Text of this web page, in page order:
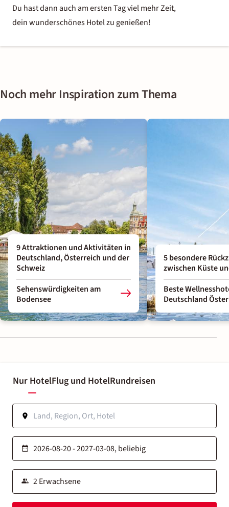
Du hast dann auch am ersten Tag viel mehr Zeit,
dein wunderschönes Hotel zu genießen!
Noch mehr Inspiration zum Thema
9 Attraktionen und Aktivitäten in
Deutschland, Österreich und der
Schweiz
Sehenswürdigkeiten am
Bodensee
5 besondere
zwischen Küste
Beste
Deutschland
Nur HotelFlug und HotelRundreisen